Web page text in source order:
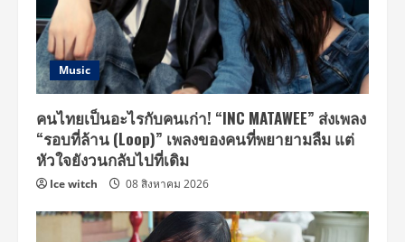
Music
คนไทยเป็นอะไรกับคนเก่า! “INC MATAWEE” ส่งเพลง
“รอบที่ล้าน (Loop)” เพลงของคนที่พยายามลืม แต่
หัวใจยังวนกลับไปที่เดิม
Ice witch 08 สิงหาคม 2026